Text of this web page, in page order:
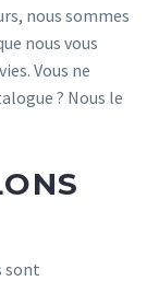
nous sommes
nous vous
Vous ne
? Nous le
sont